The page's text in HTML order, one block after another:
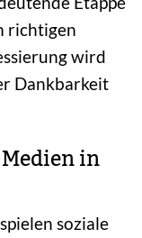
richtigen
wird
Dankbarkeit
in
soziale